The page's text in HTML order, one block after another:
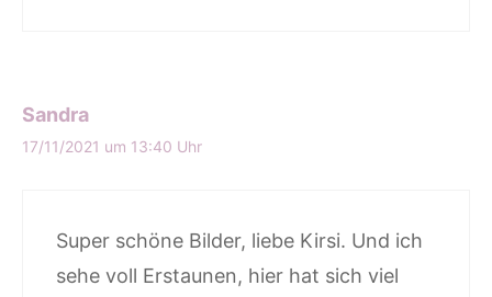
Sandra
17/11/2021 um 13:40 Uhr
Super schöne Bilder, liebe Kirsi. Und ich
sehe voll Erstaunen, hier hat sich viel